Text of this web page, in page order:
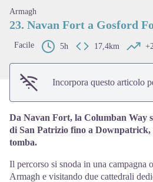
Armagh
23. Navan Fort a Gosford
Facile 5h 17,4km
Incorpora questo articolo
Da Navan Fort, la Columban Way
di San Patrizio fino a Downpatrick,
tomba.
Il percorso si snoda in una campagna
Armagh e visitando due cattedrali